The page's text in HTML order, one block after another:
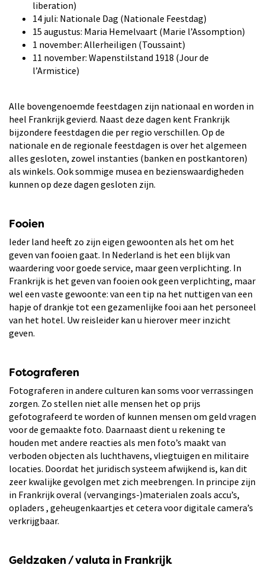
liberation)
14 juli: Nationale Dag (Nationale Feestdag)
15 augustus: Maria Hemelvaart (Marie l’Assomption)
1 november: Allerheiligen (Toussaint)
11 november: Wapenstilstand 1918 (Jour de
l’Armistice)
Alle bovengenoemde feestdagen zijn nationaal en worden in
heel Frankrijk gevierd. Naast deze dagen kent Frankrijk
bijzondere feestdagen die per regio verschillen. Op de
nationale en de regionale feestdagen is over het algemeen
alles gesloten, zowel instanties (banken en postkantoren)
als winkels. Ook sommige musea en bezienswaardigheden
kunnen op deze dagen gesloten zijn.
Fooien
Ieder land heeft zo zijn eigen gewoonten als het om het
geven van fooien gaat. In Nederland is het een blijk van
waardering voor goede service, maar geen verplichting. In
Frankrijk is het geven van fooien ook geen verplichting, maar
wel een vaste gewoonte: van een tip na het nuttigen van een
hapje of drankje tot een gezamenlijke fooi aan het personeel
van het hotel. Uw reisleider kan u hierover meer inzicht
geven.
Fotograferen
Fotograferen in andere culturen kan soms voor verrassingen
zorgen. Zo stellen niet alle mensen het op prijs
gefotografeerd te worden of kunnen mensen om geld vragen
voor de gemaakte foto. Daarnaast dient u rekening te
houden met andere reacties als men foto’s maakt van
verboden objecten als luchthavens, vliegtuigen en militaire
locaties. Doordat het juridisch systeem afwijkend is, kan dit
zeer kwalijke gevolgen met zich meebrengen. In principe zijn
in Frankrijk overal (vervangings-)materialen zoals accu’s,
opladers , geheugenkaartjes et cetera voor digitale camera’s
verkrijgbaar.
Geldzaken / valuta in Frankrijk